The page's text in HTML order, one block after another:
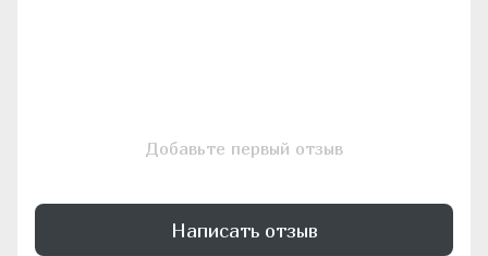
Добавьте первый отзыв
Написать отзыв